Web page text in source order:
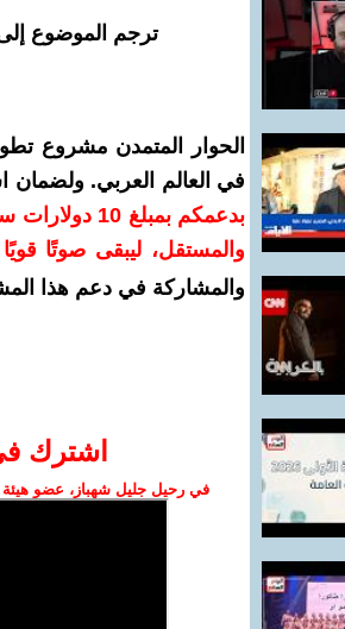
ترجم الموضوع
الحوار المتمدن مشروع
في العالم العربي. ولضمان
بدعمكم
والمستقل، ليبقى صوتًا
والمشاركة في دعم هذا
اشترك
في رحيل جليل شهباز، عضو هيئة